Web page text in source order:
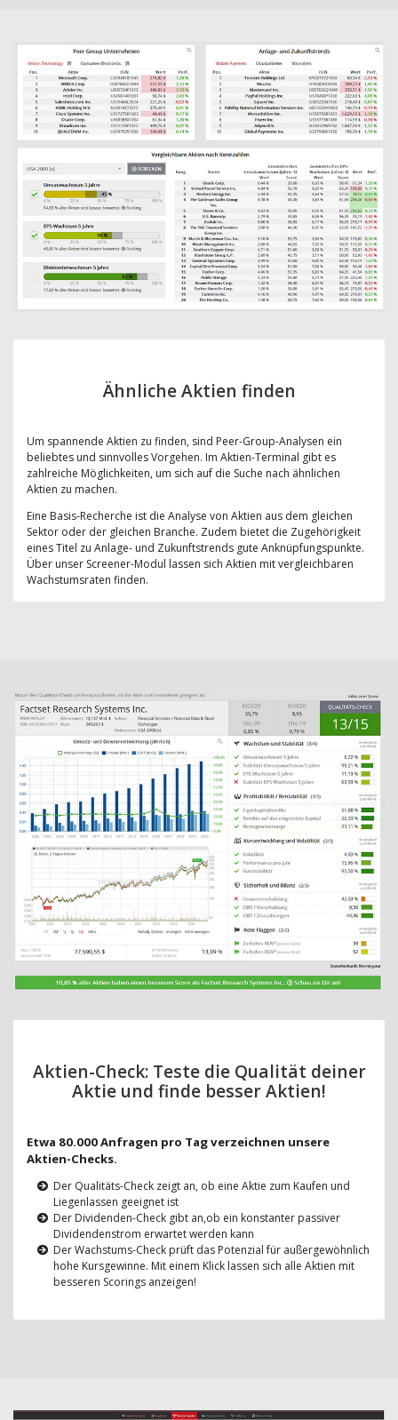
Ähnliche Aktien finden
Um spannende Aktien zu finden, sind Peer-Group-Analysen ein
beliebtes und sinnvolles Vorgehen. Im Aktien-Terminal gibt es
zahlreiche Möglichkeiten, um sich auf die Suche nach ähnlichen
Aktien zu machen.
Eine Basis-Recherche ist die Analyse von Aktien aus dem gleichen
Sektor oder der gleichen Branche. Zudem bietet die Zugehörigkeit
eines Titel zu Anlage- und Zukunftstrends gute Anknüpfungspunkte.
Über unser Screener-Modul lassen sich Aktien mit vergleichbaren
Wachstumsraten finden.
Aktien-Check: Teste die Qualität deiner
Aktie und finde besser Aktien!
Etwa 80.000 Anfragen pro Tag verzeichnen unsere
Aktien-Checks.
Der Qualitäts-Check zeigt an, ob eine Aktie zum Kaufen und
Liegenlassen geeignet ist
Der Dividenden-Check gibt an,ob ein konstanter passiver
Dividendenstrom erwartet werden kann
Der Wachstums-Check prüft das Potenzial für außergewöhnlich
hohe Kursgewinne. Mit einem Klick lassen sich alle Aktien mit
besseren Scorings anzeigen!